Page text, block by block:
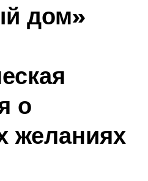
дом»
о
желаниях